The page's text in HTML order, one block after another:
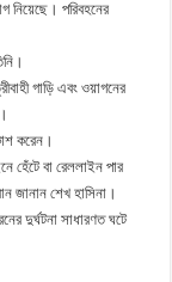
নিয়েছে। পরিবহনের
গাড়ি এবং ওয়াগনের
করেন।
হেঁটে বা রেললাইন পার
জানান শেখ হাসিনা।
দুর্ঘটনা সাধারণত ঘটে